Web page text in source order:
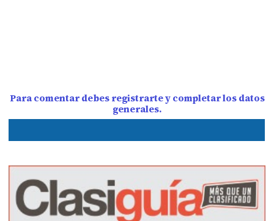
Para comentar debes registrarte y completar los datos
generales.